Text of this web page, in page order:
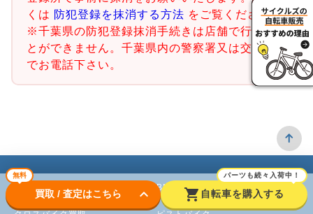
くは 防犯登録を抹消する方法 をご覧ください。
※千葉県の防犯登録抹消手続きは店舗で行うこ
とができません。千葉県内の警察署又は交番ま
でお電話下さい。
無料
買取 / 査定はこちら keyboard_arrow_down shopping_cart
パーツも続々入荷中！
自転車を購入する
ロードバイク BMX